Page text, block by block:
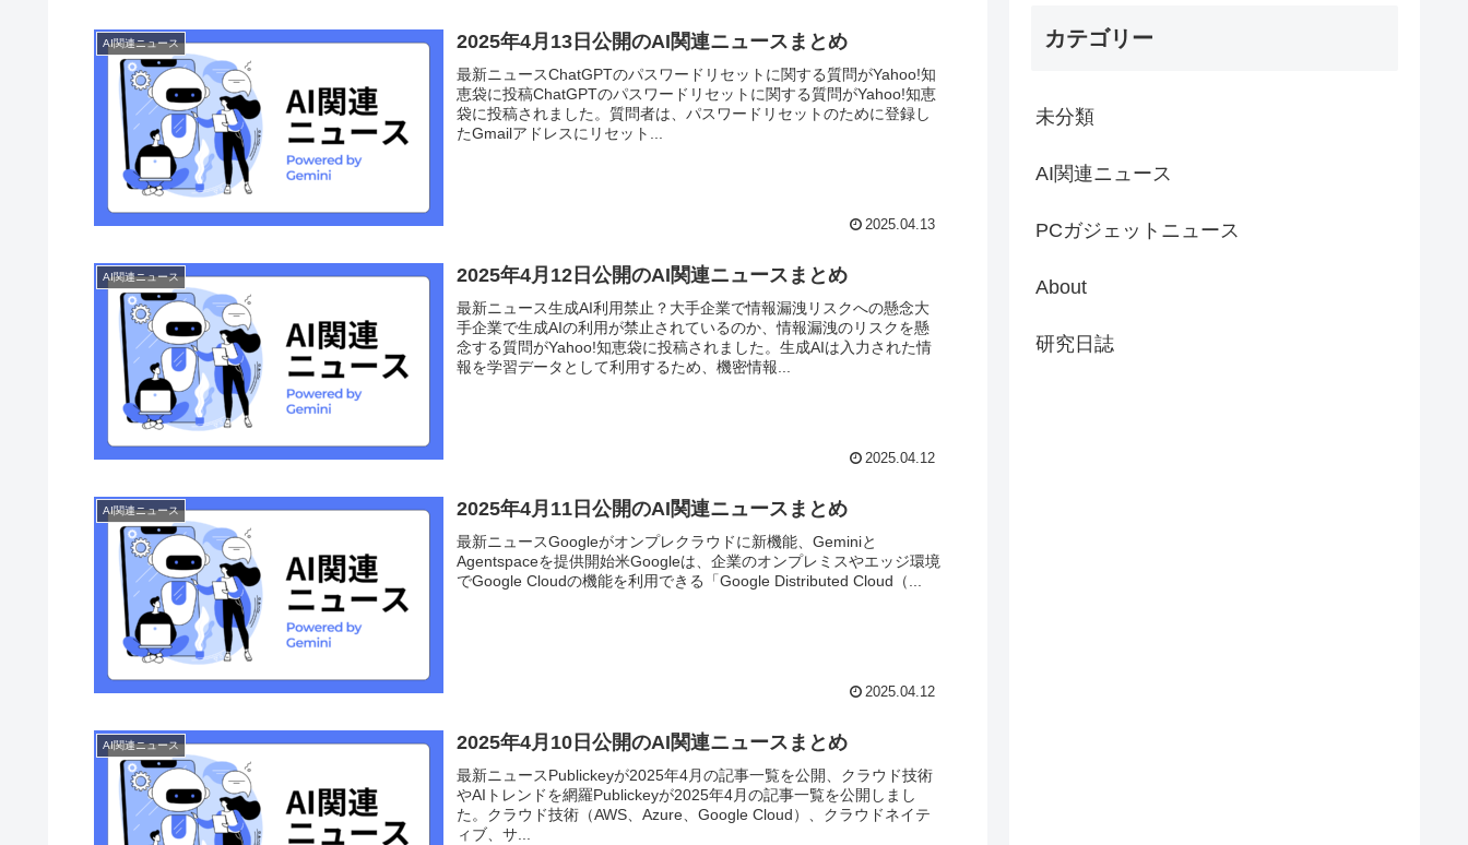
AI関連ニュース 2025年4月13日公開のAI関連ニュースまとめ
最新ニュースChatGPTのパスワードリセットに関する質問がYahoo!知
恵袋に投稿ChatGPTのパスワードリセットに関する質問がYahoo!知恵
袋に投稿されました。質問者は、パスワードリセットのために登録し
たGmailアドレスにリセット...
2025.04.13
AI関連ニュース 2025年4月12日公開のAI関連ニュースまとめ
最新ニュース生成AI利用禁止？大手企業で情報漏洩リスクへの懸念大
手企業で生成AIの利用が禁止されているのか、情報漏洩のリスクを懸
念する質問がYahoo!知恵袋に投稿されました。生成AIは入力された情
報を学習データとして利用するため、機密情報...
2025.04.12
AI関連ニュース 2025年4月11日公開のAI関連ニュースまとめ
最新ニュースGoogleがオンプレクラウドに新機能、Geminiと
Agentspaceを提供開始米Googleは、企業のオンプレミスやエッジ環境
でGoogle Cloudの機能を利用できる「Google Distributed Cloud（...
2025.04.12
AI関連ニュース 2025年4月10日公開のAI関連ニュースまとめ
最新ニュースPublickeyが2025年4月の記事一覧を公開、クラウド技術
やAIトレンドを網羅Publickeyが2025年4月の記事一覧を公開しまし
た。クラウド技術（AWS、Azure、Google Cloud）、クラウドネイテ
ィブ、サ...
カテゴリー
未分類
AI関連ニュース
PCガジェットニュース
About
研究日誌